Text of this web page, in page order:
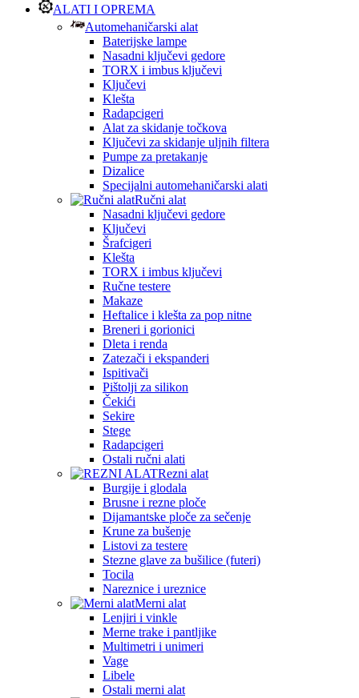
ALATI I OPREMA
Automehaničarski alat
Baterijske lampe
Nasadni ključevi gedore
TORX i imbus ključevi
Ključevi
Klešta
Radapcigeri
Alat za skidanje točkova
Ključevi za skidanje uljnih filtera
Pumpe za pretakanje
Dizalice
Specijalni automehaničarski alati
Ručni alat
Nasadni ključevi gedore
Ključevi
Šrafcigeri
Klešta
TORX i imbus ključevi
Ručne testere
Makaze
Heftalice i klešta za pop nitne
Breneri i gorionici
Dleta i renda
Zatezači i ekspanderi
Ispitivači
Pištolji za silikon
Čekići
Sekire
Stege
Radapcigeri
Ostali ručni alati
Rezni alat
Burgije i glodala
Brusne i rezne ploče
Dijamantske ploče za sečenje
Krune za bušenje
Listovi za testere
Stezne glave za bušilice (futeri)
Tocila
Nareznice i ureznice
Merni alat
Lenjiri i vinkle
Merne trake i pantljike
Multimetri i unimeri
Vage
Libele
Ostali merni alat